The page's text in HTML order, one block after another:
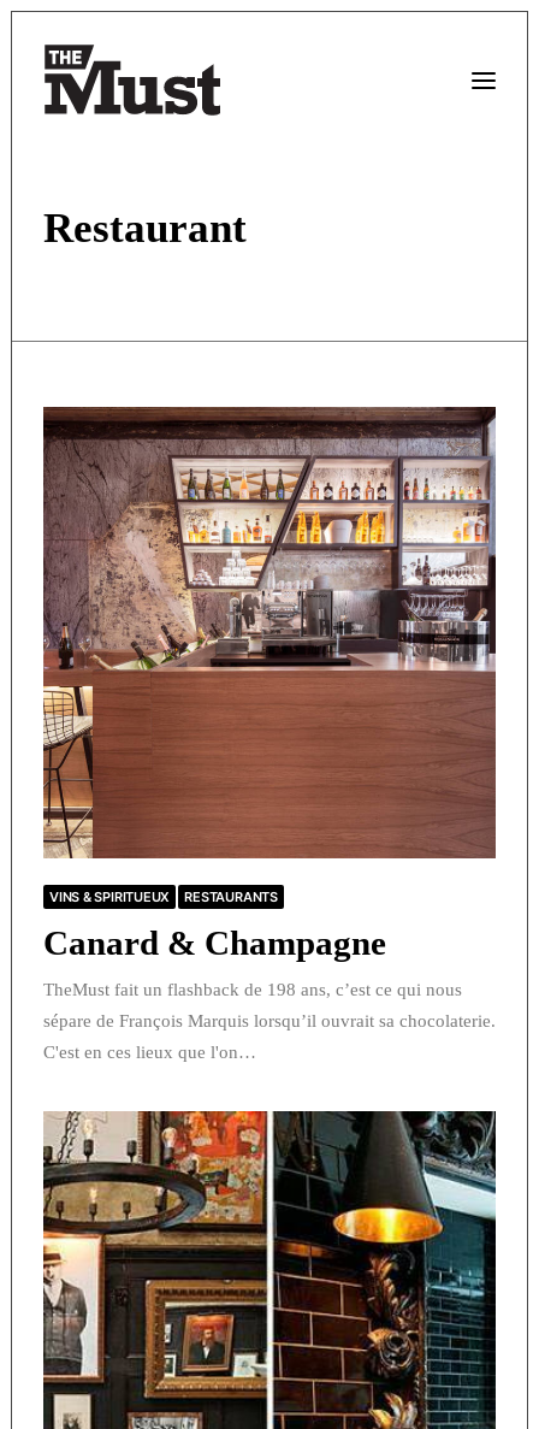
Restaurant
VINS & SPIRITUEUX RESTAURANTS
Canard & Champagne
TheMust fait un flashback de 198 ans, c’est ce qui nous
sépare de François Marquis lorsqu’il ouvrait sa chocolaterie.
C'est en ces lieux que l'on…